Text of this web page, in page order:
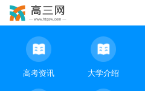
高考资讯 大学介绍